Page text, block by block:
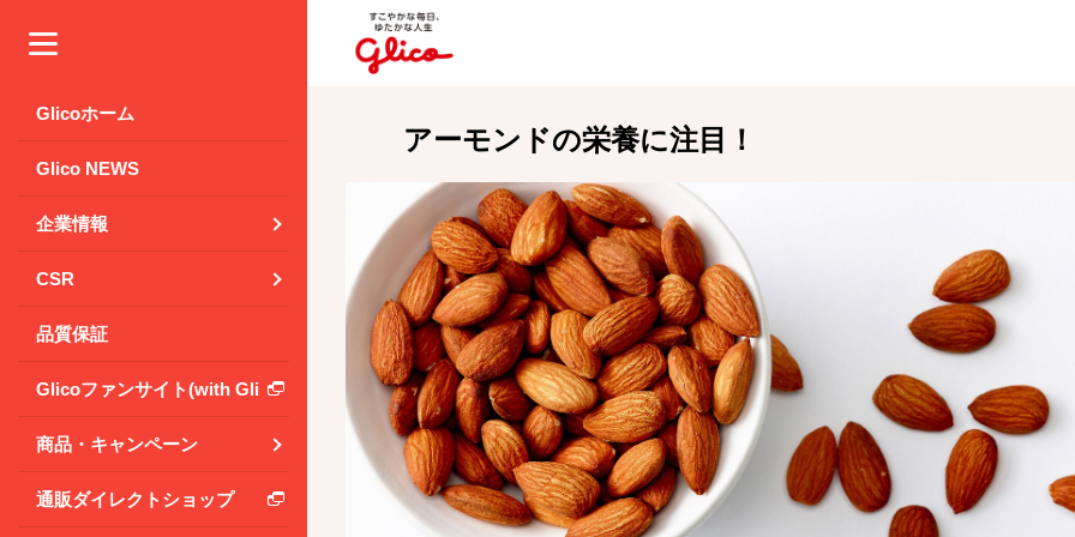
Glicoホーム
Glico NEWS
企業情報
CSR
品質保証
Glicoファンサイト(with Glico Park)
商品・キャンペーン
通販ダイレクトショップ
アーモンドの栄養に注目！